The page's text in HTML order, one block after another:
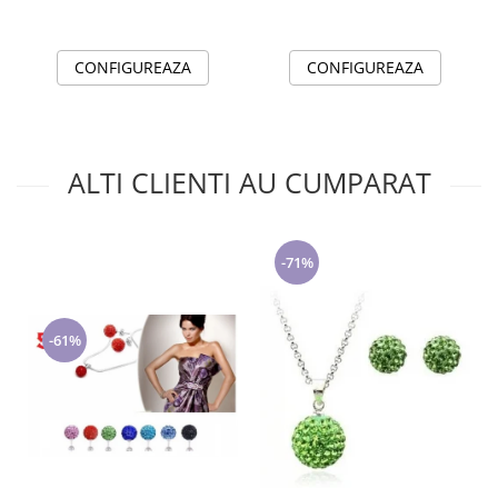
CONFIGUREAZA CONFIGUREAZA
ALTI CLIENTI AU CUMPARAT
-61%
-71%